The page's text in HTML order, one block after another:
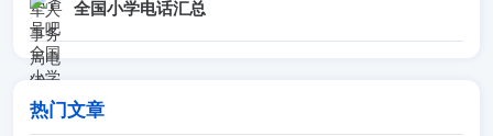
全国小学电话汇总
热门文章